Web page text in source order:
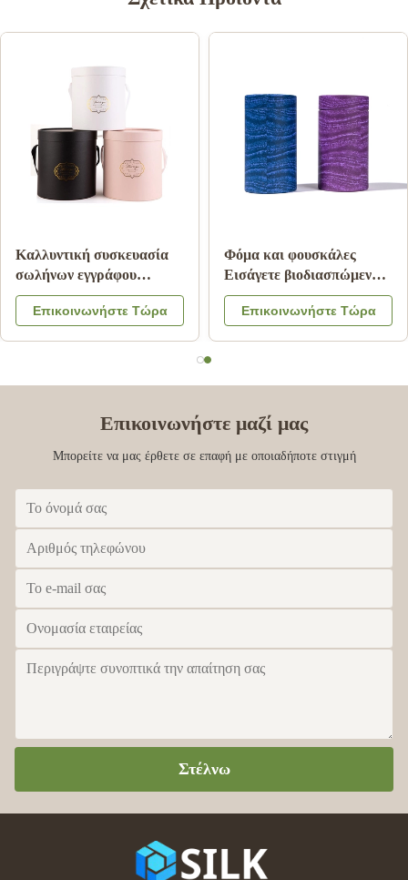
Ζαρωμένος κύλινδρος
σωλήνας Pantone
εγγράφου που τυπώνει την
ακίνδυνη για τα παιδιά
Επικοινωνήστε Τώρα
Συσκευασία τροφίμων
σωλήνων εγγράφου
χαρτονιού με το λογότυπο
χρώματος καπακιών
Επικοινωνήστε Τώρα
Επικοινωνήστε μαζί μας
Μπορείτε να μας έρθετε σε επαφή με οποιαδήποτε στιγμή
Στέλνω